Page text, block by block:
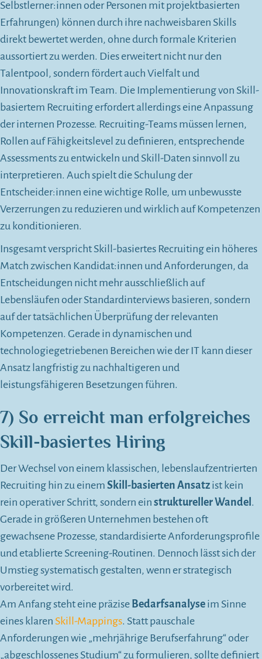
Selbstlerner:innen oder Personen mit projektbasierten
Erfahrungen) können durch ihre nachweisbaren Skills
direkt bewertet werden, ohne durch formale Kriterien
aussortiert zu werden. Dies erweitert nicht nur den
Talentpool, sondern fördert auch Vielfalt und
Innovationskraft im Team. Die Implementierung von Skill-
basiertem Recruiting erfordert allerdings eine Anpassung
der internen Prozesse. Recruiting-Teams müssen lernen,
Rollen auf Fähigkeitslevel zu definieren, entsprechende
Assessments zu entwickeln und Skill-Daten sinnvoll zu
interpretieren. Auch spielt die Schulung der
Entscheider:innen eine wichtige Rolle, um unbewusste
Verzerrungen zu reduzieren und wirklich auf Kompetenzen
zu konditionieren.
Insgesamt verspricht Skill-basiertes Recruiting ein höheres
Match zwischen Kandidat:innen und Anforderungen, da
Entscheidungen nicht mehr ausschließlich auf
Lebensläufen oder Standardinterviews basieren, sondern
auf der tatsächlichen Überprüfung der relevanten
Kompetenzen. Gerade in dynamischen und
technologiegetriebenen Bereichen wie der IT kann dieser
Ansatz langfristig zu nachhaltigeren und
leistungsfähigeren Besetzungen führen.
7) So erreicht man erfolgreiches
Skill-basiertes Hiring
Der Wechsel von einem klassischen, lebenslaufzentrierten
Recruiting hin zu einem Skill-basierten Ansatz ist kein
rein operativer Schritt, sondern ein struktureller Wandel .
Gerade in größeren Unternehmen bestehen oft
gewachsene Prozesse, standardisierte Anforderungsprofile
und etablierte Screening-Routinen. Dennoch lässt sich der
Umstieg systematisch gestalten, wenn er strategisch
vorbereitet wird.
Am Anfang steht eine präzise Bedarfsanalyse im Sinne
eines klaren Skill-Mappings. Statt pauschale
Anforderungen wie „mehrjährige Berufserfahrung“ oder
„abgeschlossenes Studium“ zu formulieren, sollte definiert